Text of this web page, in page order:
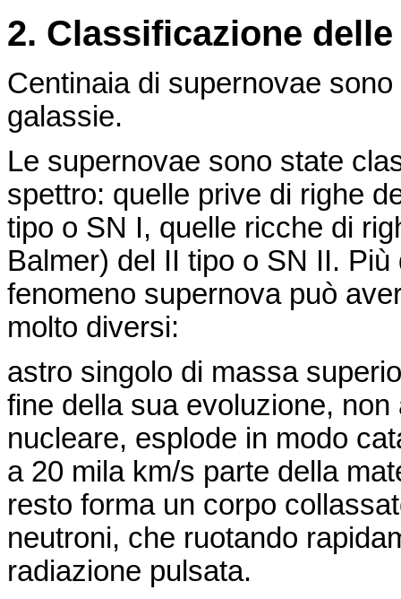
2. Classificazione
Centinaia di supernovae sono
galassie.
Le supernovae sono state
spettro: quelle prive di righe
tipo o SN I, quelle ricche di
Balmer) del II tipo o SN II.
fenomeno supernova può
molto diversi:
astro singolo di massa
fine della sua evoluzione,
nucleare, esplode in modo
a 20 mila km/s parte della
resto forma un corpo
neutroni, che ruotando
radiazione pulsata.